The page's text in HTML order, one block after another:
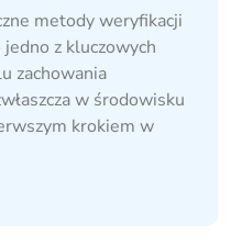
metody weryfikacji
z kluczowych
zachowania
w środowisku
krokiem w